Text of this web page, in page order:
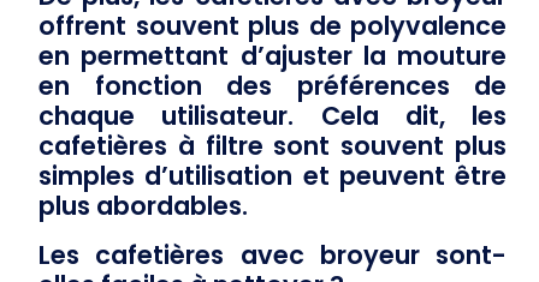
offrent souvent plus de polyvalence
en permettant d’ajuster la mouture
en fonction des préférences de
chaque utilisateur. Cela dit, les
cafetières à filtre sont souvent plus
simples d’utilisation et peuvent être
plus abordables.
Les cafetières avec broyeur sont-